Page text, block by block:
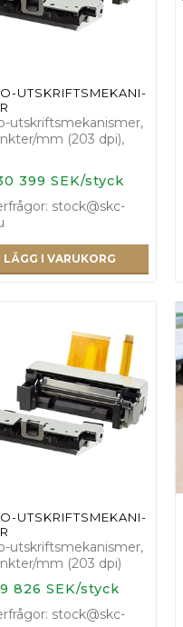
­U­T­S­K­R­I­F­T­S­M­E­K­A­N­I­
utskriftsmekanismer,
mm (203 dpi),
399 SEK/styck
stock@skc-
LÄGG I VARUKORG
­U­T­S­K­R­I­F­T­S­M­E­K­A­N­I­
utskriftsmekanismer,
mm (203 dpi)
9 826 SEK/styck
stock@skc-